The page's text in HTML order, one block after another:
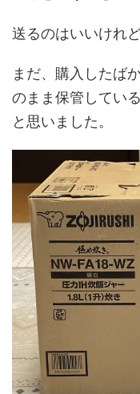
送るのはいいけれ
まだ、購入したば
のまま保管してい
と思いました。